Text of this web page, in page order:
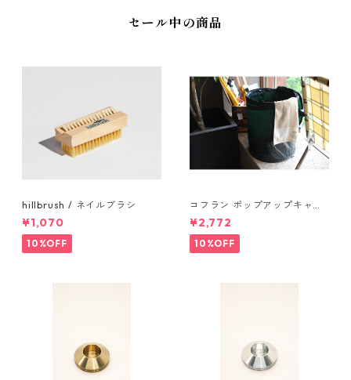
セール中の商品
hillbrush / ネイルブラシ
¥1,070
10%OFF
コフラン ポップアップキャン
プトラッシュカン Sサイズ
¥2,772
10%OFF